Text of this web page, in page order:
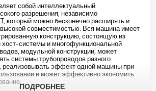
собой интеллектуальный
разрешения, независимо
который можно бесконечно расширять и
совместимостью. Вся машина имеет
конструкцию, состоящую из
хост-системы и многофункциональной
модульной конструкции, может
системы трубопроводов разного
реализовывать эффект одной машины при
и может эффективно экономить
.
ПОДРОБНЕЕ